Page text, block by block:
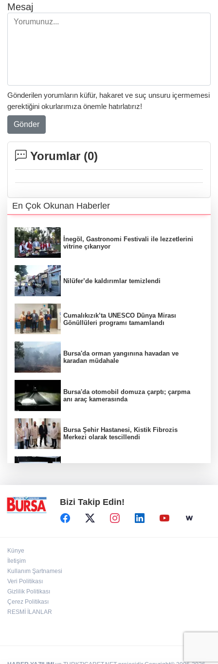
Mesaj
Gönderilen yorumların küfür, hakaret ve suç unsuru içermemesi
gerektiğini okurlarımıza önemle hatırlatırız!
Gönder
Yorumlar (0)
En Çok Okunan Haberler
İnegöl, Gastronomi Festivali ile lezzetlerini
vitrine çıkarıyor
Nilüfer’de kaldırımlar temizlendi
Cumalıkızık’ta UNESCO Dünya Mirası
Gönüllüleri programı tamamlandı
Bursa'da orman yangınına havadan ve
karadan müdahale
Bursa'da otomobil domuza çarptı; çarpma
anı araç kamerasında
Bursa Şehir Hastanesi, Kistik Fibrozis
Merkezi olarak tescillendi
Bizi Takip Edin!
Künye
İletişim
Kullanım Şartnamesi
Veri Politikası
Gizlilik Politikası
Çerez Politikası
RESMİ İLANLAR